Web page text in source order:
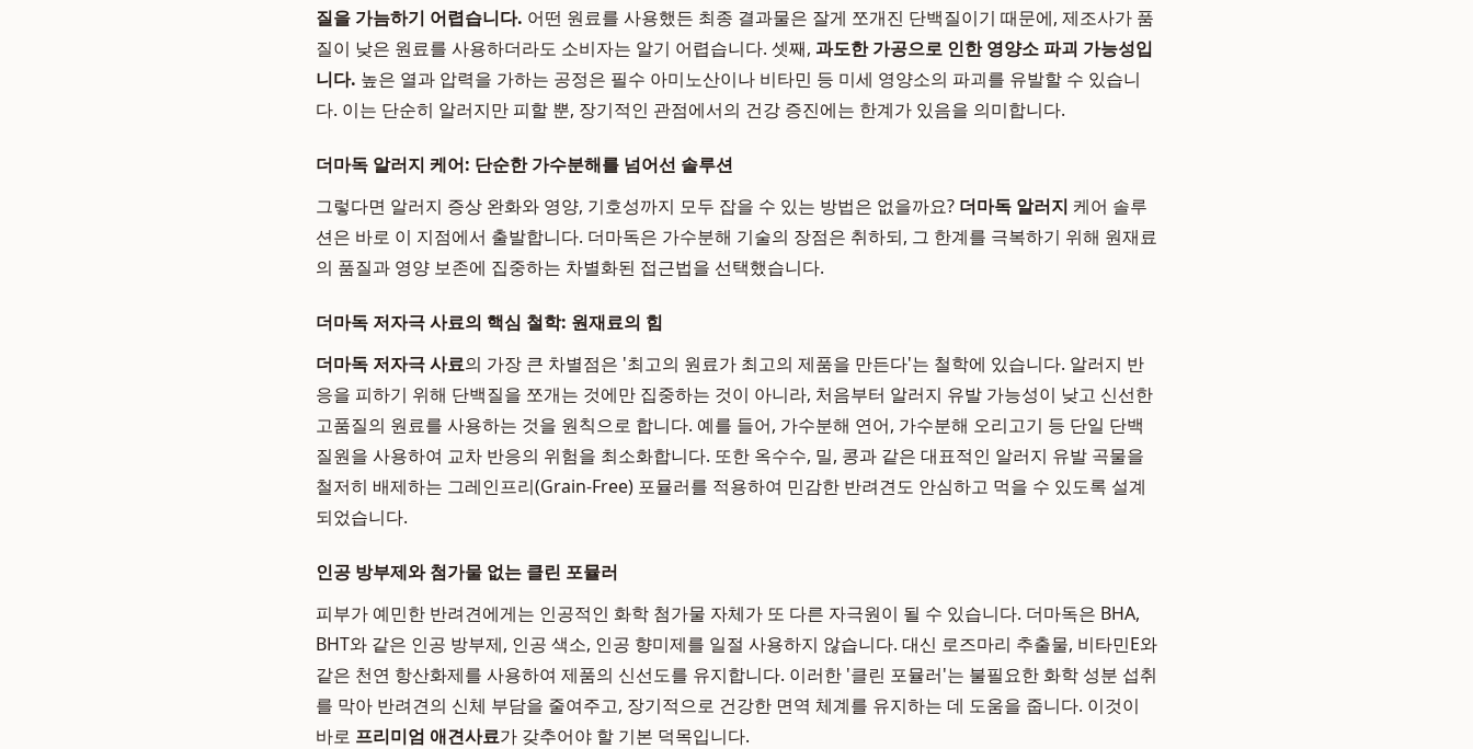
질을 가늠하기 어렵습니다. 어떤 원료를 사용했든 최종 결과물은 잘게 쪼개진 단백질이기 때문에, 제조사가 품
질이 낮은 원료를 사용하더라도 소비자는 알기 어렵습니다. 셋째, 과도한 가공으로 인한 영양소 파괴 가능성입
니다. 높은 열과 압력을 가하는 공정은 필수 아미노산이나 비타민 등 미세 영양소의 파괴를 유발할 수 있습니
다. 이는 단순히 알러지만 피할 뿐, 장기적인 관점에서의 건강 증진에는 한계가 있음을 의미합니다.
더마독 알러지 케어: 단순한 가수분해를 넘어선 솔루션
그렇다면 알러지 증상 완화와 영양, 기호성까지 모두 잡을 수 있는 방법은 없을까요? 더마독 알러지 케어 솔루
션은 바로 이 지점에서 출발합니다. 더마독은 가수분해 기술의 장점은 취하되, 그 한계를 극복하기 위해 원재료
의 품질과 영양 보존에 집중하는 차별화된 접근법을 선택했습니다.
더마독 저자극 사료의 핵심 철학: 원재료의 힘
더마독 저자극 사료의 가장 큰 차별점은 '최고의 원료가 최고의 제품을 만든다'는 철학에 있습니다. 알러지 반
응을 피하기 위해 단백질을 쪼개는 것에만 집중하는 것이 아니라, 처음부터 알러지 유발 가능성이 낮고 신선한
고품질의 원료를 사용하는 것을 원칙으로 합니다. 예를 들어, 가수분해 연어, 가수분해 오리고기 등 단일 단백
질원을 사용하여 교차 반응의 위험을 최소화합니다. 또한 옥수수, 밀, 콩과 같은 대표적인 알러지 유발 곡물을
철저히 배제하는 그레인프리(Grain-Free) 포뮬러를 적용하여 민감한 반려견도 안심하고 먹을 수 있도록 설계
되었습니다.
인공 방부제와 첨가물 없는 클린 포뮬러
피부가 예민한 반려견에게는 인공적인 화학 첨가물 자체가 또 다른 자극원이 될 수 있습니다. 더마독은 BHA,
BHT와 같은 인공 방부제, 인공 색소, 인공 향미제를 일절 사용하지 않습니다. 대신 로즈마리 추출물, 비타민E와
같은 천연 항산화제를 사용하여 제품의 신선도를 유지합니다. 이러한 '클린 포뮬러'는 불필요한 화학 성분 섭취
를 막아 반려견의 신체 부담을 줄여주고, 장기적으로 건강한 면역 체계를 유지하는 데 도움을 줍니다. 이것이
바로 프리미엄 애견사료가 갖추어야 할 기본 덕목입니다.